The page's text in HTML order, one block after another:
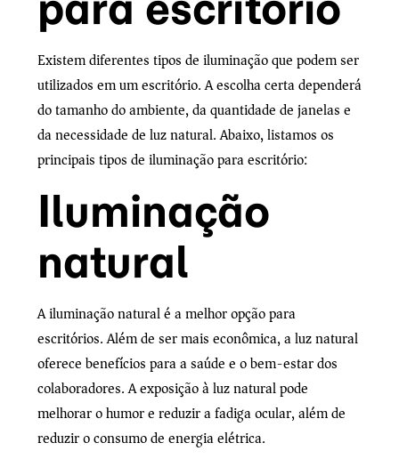
Existem diferentes tipos de iluminação que podem ser
utilizados em um escritório. A escolha certa dependerá
do tamanho do ambiente, da quantidade de janelas e
da necessidade de luz natural. Abaixo, listamos os
principais tipos de iluminação para escritório:
Iluminação
natural
A iluminação natural é a melhor opção para
escritórios. Além de ser mais econômica, a luz natural
oferece benefícios para a saúde e o bem-estar dos
colaboradores. A exposição à luz natural pode
melhorar o humor e reduzir a fadiga ocular, além de
reduzir o consumo de energia elétrica.